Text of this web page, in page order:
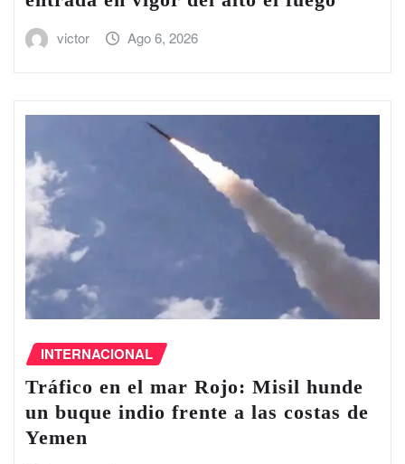
victor Ago 6, 2026
INTERNACIONAL
Tráfico en el ‌mar Rojo: Misil hunde
un buque indio frente a las costas de
Yemen